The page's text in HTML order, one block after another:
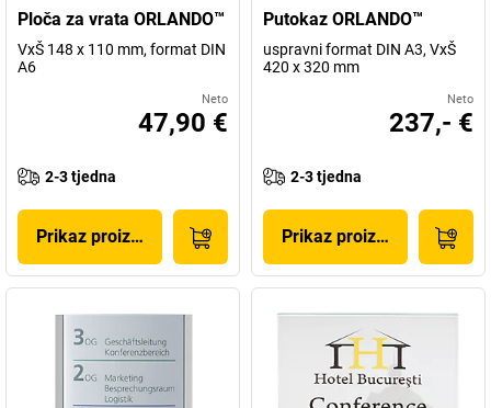
Ploča za vrata ORLANDO™
VxŠ 148 x 110 mm, format DIN
A6
Neto
47,90 €
2-3 tjedna
Prikaz proizvoda
Putokaz ORLANDO™
uspravni format DIN A3, VxŠ
420 x 320 mm
Neto
237,- €
2-3 tjedna
Prikaz proizvoda